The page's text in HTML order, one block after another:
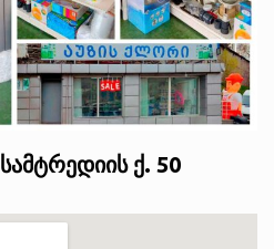
სამტრედიის ქ. 50